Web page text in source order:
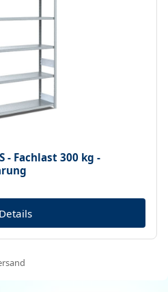
- Fachlast 300 kg -
Details